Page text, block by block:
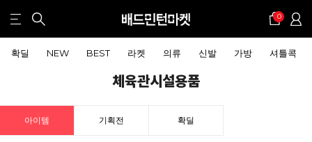
0
확딜 NEW BEST 라켓 의류 신발 가방 셔틀콕
체육관시설용품
아이템 기획전 확딜